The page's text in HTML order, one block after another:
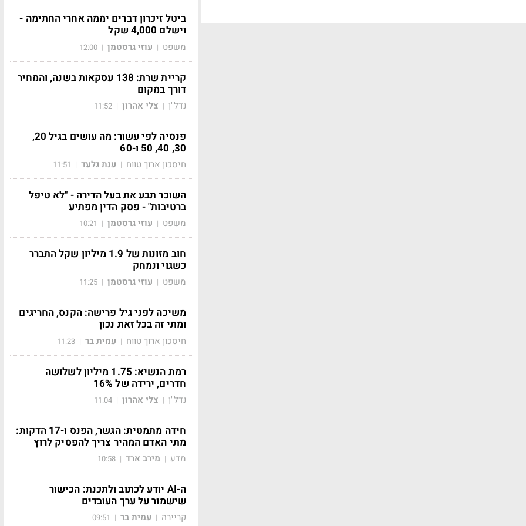
ביטל זיכרון דברים יממה אחרי החתימה -
וישלם 4,000 שקל
משפט | עוזי גרסטמן |
12:00
קריית שרת: 138 עסקאות בשנה, והמחיר
דורך במקום
נדל"ן | צלי אהרון |
11:52
פנסיה לפי עשור: מה עושים בגיל 20,
30, 40, 50 ו-60
חיסכון ארוך טווח | ענת גלעד |
11:51
השוכר תבע את בעל הדירה - "לא טיפל
ברטיבות" - פסק הדין מפתיע
משפט | עוזי גרסטמן |
10:21
חוב מזונות של 1.9 מיליון שקל התברר
כשגוי ונמחק
משפט | עוזי גרסטמן |
11:25
משיכה לפני גיל פרישה: הקנס, החריגים
ומתי זה בכל זאת נכון
חיסכון ארוך טווח | עמית בר |
11:23
רמת הנשיא: 1.75 מיליון לשלושה
חדרים, ירידה של 16%
נדל"ן | צלי אהרון |
11:04
חידה מתמטית: הגשר, הפנס ו-17 הדקות:
מתי האדם המהיר צריך להפסיק לרוץ
מדע | מירב ארד |
10:58
ה-AI יודע לכתוב ולתכנת: הכישור
שישמור על ערך העובדים
קריירה | עמית בר |
09:51